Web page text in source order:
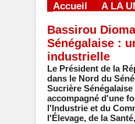
Accueil A LA
Bassirou
Sénégalaise :
industrielle
Le Président de la
dans le Nord du
Sucrière
accompagné d'une
l'Industrie et du
l'Élevage, de la